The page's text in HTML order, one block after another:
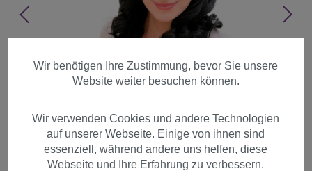
Wir benötigen Ihre Zustimmung, bevor Sie unsere
Website weiter besuchen können.
Wir verwenden Cookies und andere Technologien
auf unserer Webseite. Einige von ihnen sind
essenziell, während andere uns helfen, diese
Webseite und Ihre Erfahrung zu verbessern.